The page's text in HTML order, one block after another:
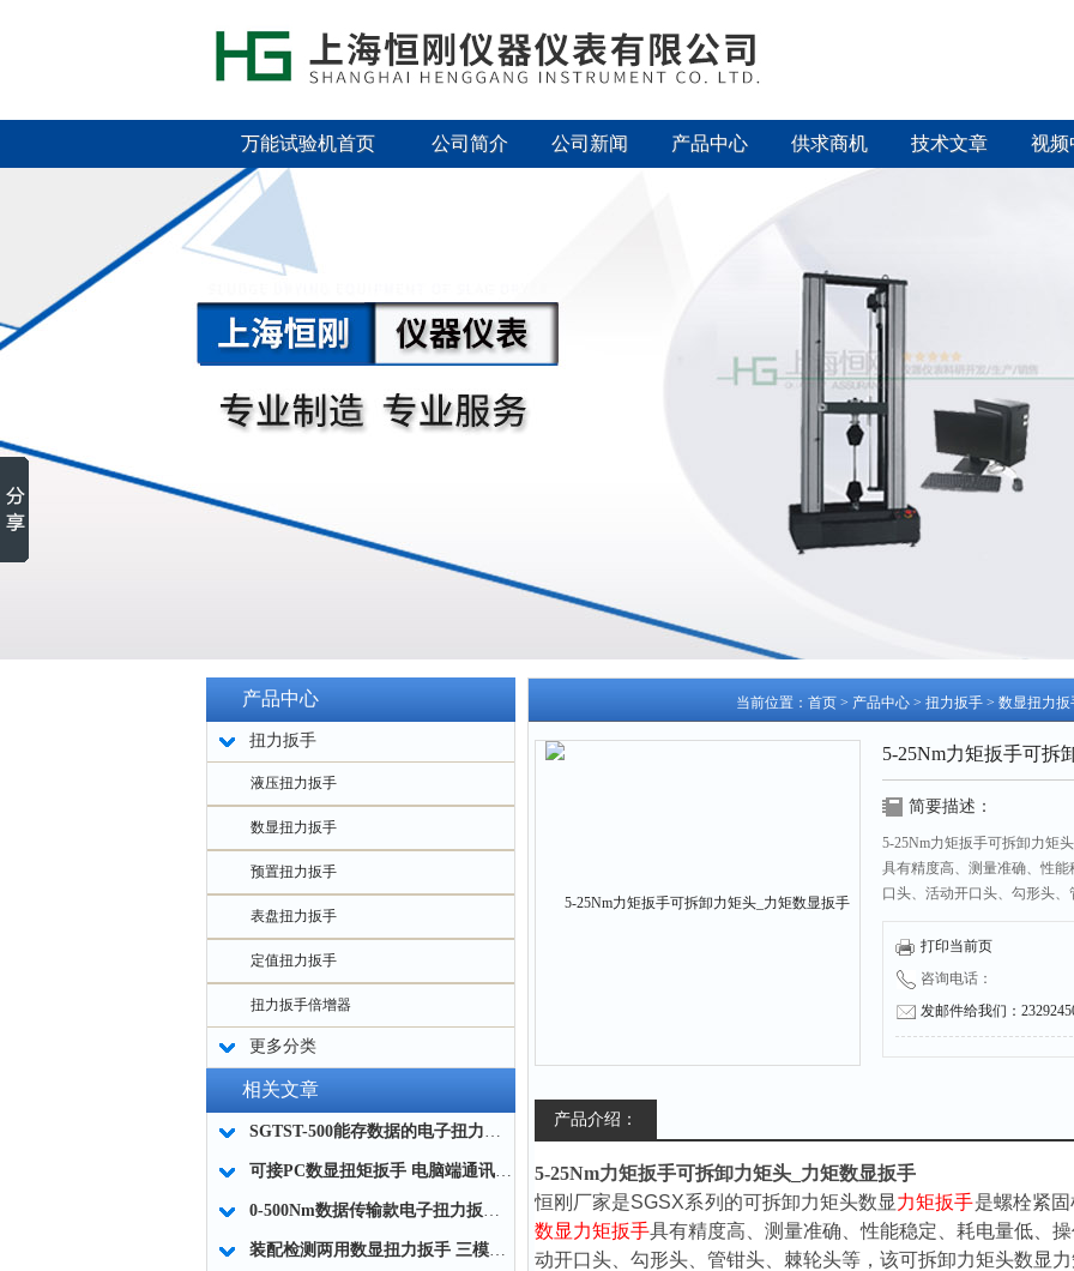
万能试验机首页 公司简介 公司新闻 产品中心 供求商机 技术文章 视频
产品中心
扭力扳手
液压扭力扳手
数显扭力扳手
预置扭力扳手
表盘扭力扳手
定值扭力扳手
扭力扳手倍增器
更多分类
相关文章
SGTST-500能存数据的电子扭力扳手 带工作记录的智能扭力扳手厂家
可接PC数显扭矩扳手 电脑端通讯力矩扳手 数据上传电脑电子扭力扳手厂家
0-500Nm数据传输款电子扭力扳手,信号输出追溯扭矩值的扭矩扳手
装配检测两用数显扭力扳手 三模式切换扭矩扳手 工业紧固测量力矩扳手品牌
当前位置： 首页 > 产品中心 > 扭力扳手 > 数显扭力扳
5-25Nm力矩扳手可拆
简要描述：
5-25Nm力矩扳手可拆卸力矩
具有精度高、测量准确、性
口头、活动开口头、勾形头
广泛适用于汽车、摩托车、
打印当前页
咨询电话：
发邮件给我们：
产品介绍：
5-25Nm力矩扳手可拆卸力矩头_力矩数显扳手
恒刚厂家是SGSX系列的可拆卸力矩头数显力矩扳手是螺栓紧
数显力矩扳手具有精度高、测量准确、性能稳定、耗电量低、
动开口头、勾形头、管钳头、棘轮头等，该可拆卸力矩头数显